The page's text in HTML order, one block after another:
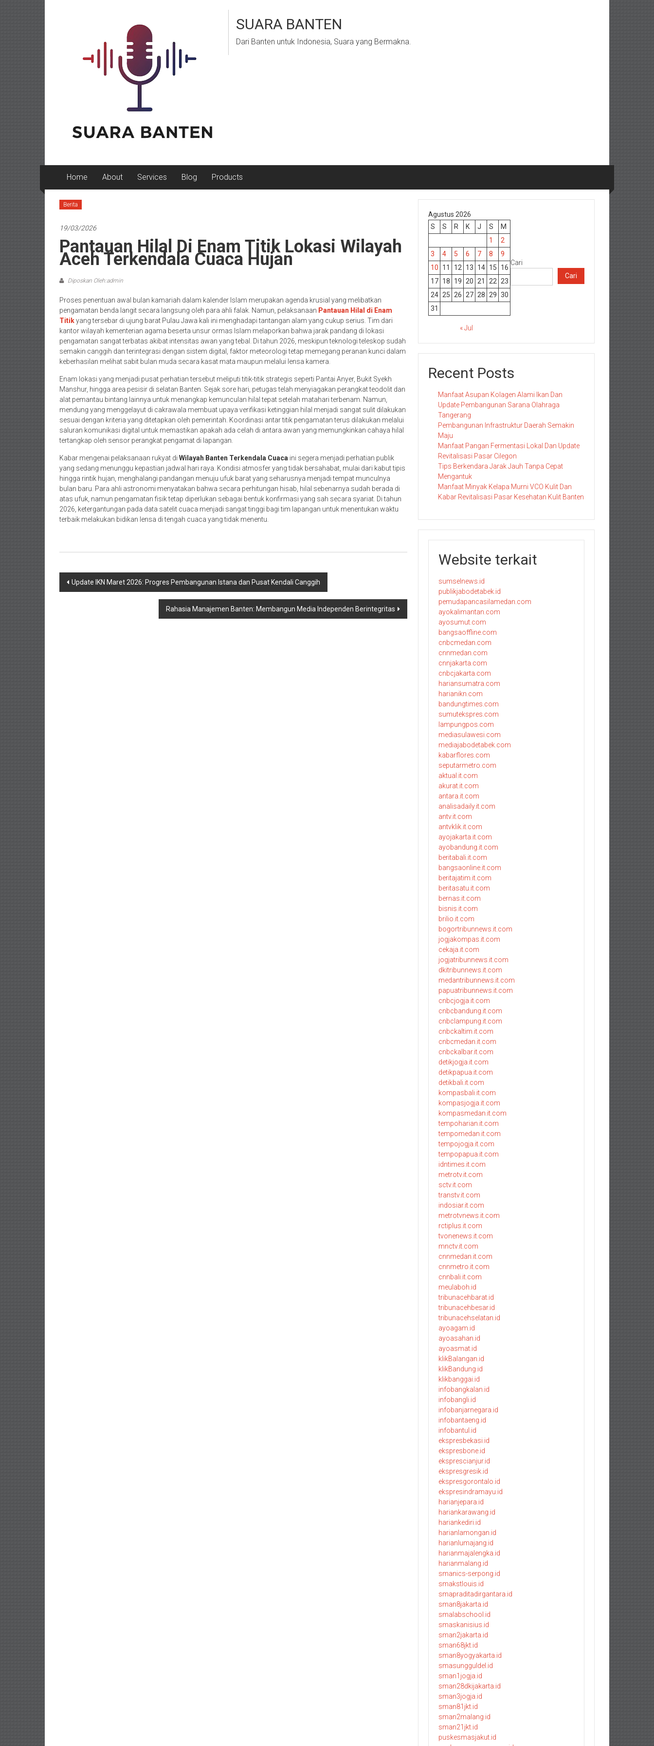
SUARA BANTEN
Dari Banten untuk Indonesia, Suara yang Bermakna.
Home About Services Blog Products
Berita
19/03/2026
Pantauan Hilal Di Enam Titik Lokasi Wilayah
Aceh Terkendala Cuaca Hujan
Diposkan Oleh:admin
Proses penentuan awal bulan kamariah dalam kalender Islam merupakan agenda krusial yang melibatkan
pengamatan benda langit secara langsung oleh para ahli falak. Namun, pelaksanaan Pantauan Hilal di Enam
Titikyang tersebar di ujung barat Pulau Jawa kali ini menghadapi tantangan alam yang cukup serius. Tim dari
kantor wilayah kementerian agama beserta unsur ormas Islam melaporkan bahwa jarak pandang di lokasi
pengamatan sangat terbatas akibat intensitas awan yang tebal. Di tahun 2026, meskipun teknologi teleskop sudah
semakin canggih dan terintegrasi dengan sistem digital, faktor meteorologi tetap memegang peranan kunci dalam
keberhasilan melihat sabit bulan muda secara kasat mata maupun melalui lensa kamera.
Enam lokasi yang menjadi pusat perhatian tersebut meliputi titik-titik strategis seperti Pantai Anyer, Bukit Syekh
Manshur, hingga area pesisir di selatan Banten. Sejak sore hari, petugas telah menyiagakan perangkat teodolit dan
alat pemantau bintang lainnya untuk menangkap kemunculan hilal tepat setelah matahari terbenam. Namun,
mendung yang menggelayut di cakrawala membuat upaya verifikasi ketinggian hilal menjadi sangat sulit dilakukan
sesuai dengan kriteria yang ditetapkan oleh pemerintah. Koordinasi antar titik pengamatan terus dilakukan melalui
saluran komunikasi digital untuk memastikan apakah ada celah di antara awan yang memungkinkan cahaya hilal
tertangkap oleh sensor perangkat pengamat di lapangan.
Kabar mengenai pelaksanaan rukyat di Wilayah Banten Terkendala Cuaca ini segera menjadi perhatian publik
yang sedang menunggu kepastian jadwal hari raya. Kondisi atmosfer yang tidak bersahabat, mulai dari kabut tipis
hingga rintik hujan, menghalangi pandangan menuju ufuk barat yang seharusnya menjadi tempat munculnya
bulan baru. Para ahli astronomi menyatakan bahwa secara perhitungan hisab, hilal sebenarnya sudah berada di
atas ufuk, namun pengamatan fisik tetap diperlukan sebagai bentuk konfirmasi yang sah secara syariat. Di tahun
2026, ketergantungan pada data satelit cuaca menjadi sangat tinggi bagi tim lapangan untuk menentukan waktu
terbaik melakukan bidikan lensa di tengah cuaca yang tidak menentu.
Navigasi
Update IKN Maret 2026: Progres Pembangunan Istana dan Pusat Kendali Canggih
Rahasia Manajemen Banten: Membangun Media Independen Berintegritas
Agustus 2026
S
S R K J S
M
1
2
3
4 5 6 7 8
9
10
11 12 13 14 15
16
17 18 19 20 21 22
23
24 25 26 27 28 29 30
31
« Jul
Cari
Cari
Recent Posts
Manfaat Asupan Kolagen Alami Ikan Dan
Update Pembangunan Sarana Olahraga
Tangerang
Pembangunan Infrastruktur Daerah Semakin
Maju
Manfaat Pangan Fermentasi Lokal Dan Update
Revitalisasi Pasar Cilegon
Tips Berkendara Jarak Jauh Tanpa Cepat
Mengantuk
Manfaat Minyak Kelapa Murni VCO Kulit Dan
Kabar Revitalisasi Pasar Kesehatan Kulit Banten
Website terkait
sumselnews.id
publikjabodetabek.id
pemudapancasilamedan.com
ayokalimantan.com
ayosumut.com
bangsaoffline.com
cnbcmedan.com
cnnmedan.com
cnnjakarta.com
cnbcjakarta.com
hariansumatra.com
harianikn.com
bandungtimes.com
sumutekspres.com
lampungpos.com
mediasulawesi.com
mediajabodetabek.com
kabarflores.com
seputarmetro.com
aktual.it.com
akurat.it.com
antara.it.com
analisadaily.it.com
antv.it.com
antvklik.it.com
ayojakarta.it.com
ayobandung.it.com
beritabali.it.com
bangsaonline.it.com
beritajatim.it.com
beritasatu.it.com
bernas.it.com
bisnis.it.com
brilio.it.com
bogortribunnews.it.com
jogjakompas.it.com
cekaja.it.com
jogjatribunnews.it.com
dkitribunnews.it.com
medantribunnews.it.com
papuatribunnews.it.com
cnbcjogja.it.com
cnbcbandung.it.com
cnbclampung.it.com
cnbckaltim.it.com
cnbcmedan.it.com
cnbckalbar.it.com
detikjogja.it.com
detikpapua.it.com
detikbali.it.com
kompasbali.it.com
kompasjogja.it.com
kompasmedan.it.com
tempoharian.it.com
tempomedan.it.com
tempojogja.it.com
tempopapua.it.com
idntimes.it.com
metrotv.it.com
sctv.it.com
transtv.it.com
indosiar.it.com
metrotvnews.it.com
rctiplus.it.com
tvonenews.it.com
mnctv.it.com
cnnmedan.it.com
cnnmetro.it.com
cnnbali.it.com
meulaboh.id
tribunacehbarat.id
tribunacehbesar.id
tribunacehselatan.id
ayoagam.id
ayoasahan.id
ayoasmat.id
klikBalangan.id
klikBandung.id
klikbanggai.id
infobangkalan.id
infobangli.id
infobanjarnegara.id
infobantaeng.id
infobantul.id
ekspresbekasi.id
ekspresbone.id
eksprescianjur.id
ekspresgresik.id
ekspresgorontalo.id
ekspresindramayu.id
harianjepara.id
hariankarawang.id
hariankediri.id
harianlamongan.id
harianlumajang.id
harianmajalengka.id
harianmalang.id
smanics-serpong.id
smakstlouis.id
smapraditadirgantara.id
sman8jakarta.id
smalabschool.id
smaskanisius.id
sman2jakarta.id
sman68jkt.id
sman8yogyakarta.id
smasungguldel.id
sman1jogja.id
sman28dkijakarta.id
sman3jogja.id
sman81jkt.id
sman2malang.id
sman21jkt.id
puskesmasjakut.id